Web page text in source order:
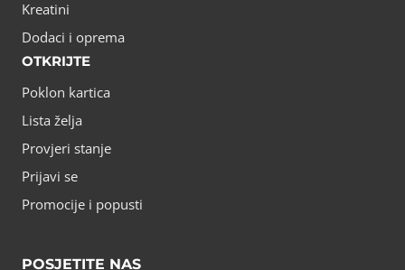
Kreatini
Dodaci i oprema
OTKRIJTE
Poklon kartica
Lista želja
Provjeri stanje
Prijavi se
Promocije i popusti
POSJETITE NAS